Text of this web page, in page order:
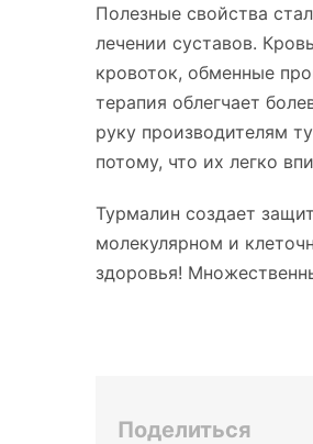
Полезные свойства
лечении суставов.
кровоток, обменные
терапия облегчает
руку производителям
потому, что их легко
Турмалин создает
молекулярном и
здоровья!
Поделиться